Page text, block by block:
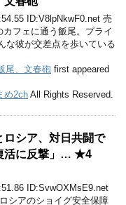
ID:V8lpNkwF0.net 売
フェに通う飯尾。プライ
な彼が交差点を歩いている
尾、文春砲 first appeared
め2chAll Rights Reserved.
ロシア、対日共闘で
活に反撃」… ★4
ID:SvwOXMsE9.net
シアのショイグ安全保障